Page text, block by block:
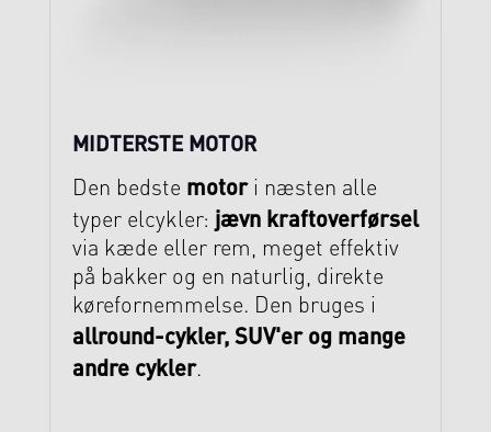
MIDTERSTE MOTOR
Den bedste motori næsten alle
typer elcykler: jævn kraftoverførsel
via kæde eller rem, meget effektiv
på bakker og en naturlig, direkte
kørefornemmelse. Den bruges i
allround-cykler, SUV'er og mange
andre cykler.